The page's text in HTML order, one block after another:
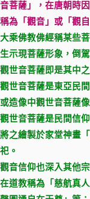
音菩薩」，在唐朝時
稱為「觀音」或「觀
大乘佛教佛經稱某些
生示現菩薩形象，倒
觀世音菩薩即是其中
觀世音菩薩是東亞民
或造像中觀世音菩薩
觀世音菩薩是民間信
將之繪製於家堂神畫
祀。
觀音信仰也深入其他
在道教稱為「慈航真